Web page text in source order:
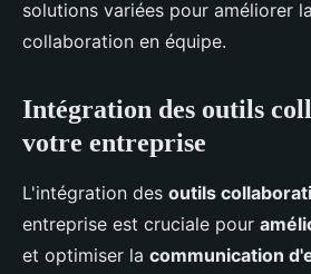
solutions variées pour améliorer
collaboration en équipe.
Intégration des outils
votre entreprise
L'intégration des outils
entreprise est cruciale pour
et optimiser la communication